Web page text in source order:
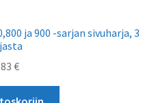
ja 900 -sarjan sivuharja, 3
€